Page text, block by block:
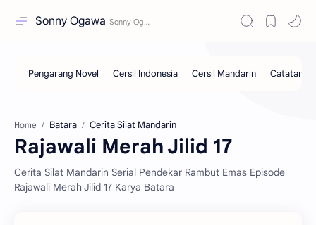
Sonny Ogawa
Home Batara Cerita Silat Mandarin
Rajawali Merah Jilid 17
Cerita Silat Mandarin Serial Pendekar Rambut Emas Episode
Rajawali Merah Jilid 17 Karya Batara